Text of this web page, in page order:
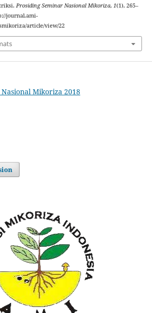
Prosiding Seminar Nasional Mikoriza, 1(1), 265–
journal.ami-
article/view/22
Mikoriza 2018